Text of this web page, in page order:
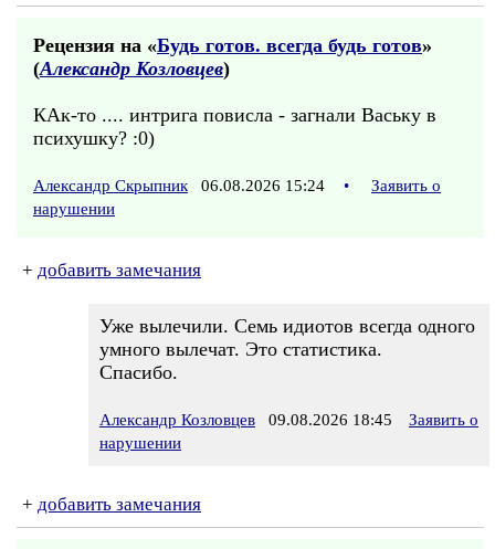
Рецензия на «Будь готов. всегда будь готов»
(Александр Козловцев)
КАк-то .... интрига повисла - загнали Ваську в
психушку? :0)
Александр Скрыпник 06.08.2026 15:24 •
Заявить о
нарушении
+ добавить замечания
Уже вылечили. Семь идиотов всегда одного
умного вылечат. Это статистика.
Спасибо.
Александр Козловцев 09.08.2026 18:45
Заявить о
нарушении
+ добавить замечания